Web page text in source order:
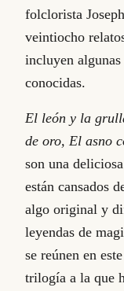
folclorista
veintiocho
incluyen algunas
conocidas.
El león y la
de oro, El asno
son una
están cansados
algo original y
leyendas de
se reúnen en
trilogía a la que